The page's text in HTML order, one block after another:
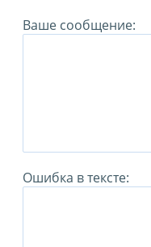
Ваше сообщение:
Ошибка в тексте: